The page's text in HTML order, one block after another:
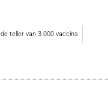
teller van 3.000 vaccins